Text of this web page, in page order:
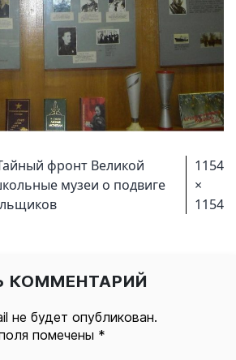
фронт Великой
музеи о подвиге
1154
×
1154
КОММЕНТАРИЙ
не будет опубликован.
помечены *